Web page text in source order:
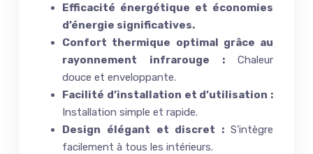
Efficacité énergétique et économies
d’énergie significatives.
Confort thermique optimal grâce au
rayonnement infrarouge : Chaleur
douce et enveloppante.
Facilité d’installation et d’utilisation :
Installation simple et rapide.
Design élégant et discret : S’intègre
facilement à tous les intérieurs.